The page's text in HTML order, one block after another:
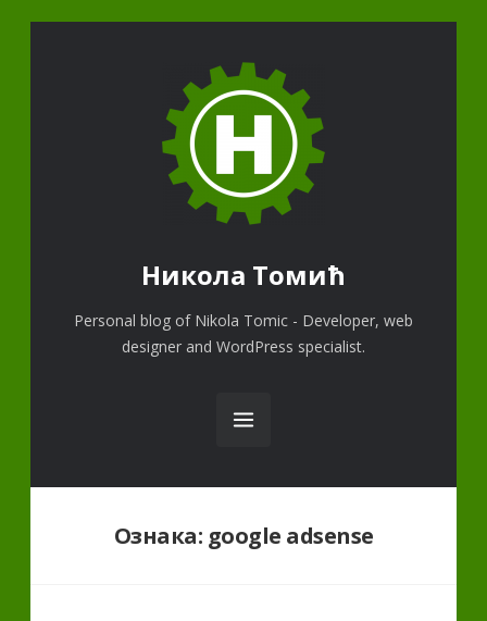
Никола Томић
Personal blog of Nikola Tomic - Developer, web
designer and WordPress specialist.
Ознака: google adsense